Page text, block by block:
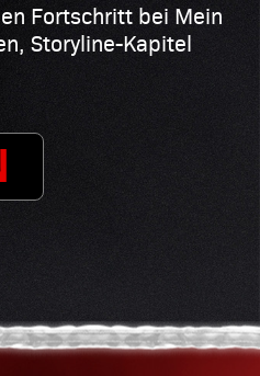
Fortschritt bei Mein
Storyline-Kapitel